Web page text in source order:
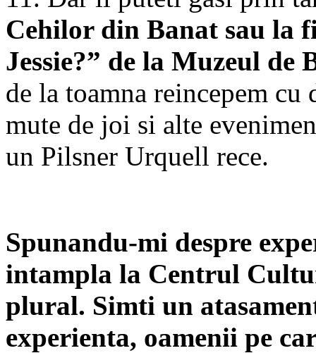
Cehilor din Banat sau la
Jessie?” de la Muzeul de
de la toamna reincepem
mute de joi si alte
un Pilsner Urquell rece.
Spunandu-mi despre
intampla la Centrul
plural. Simti un
experienta, oamenii pe